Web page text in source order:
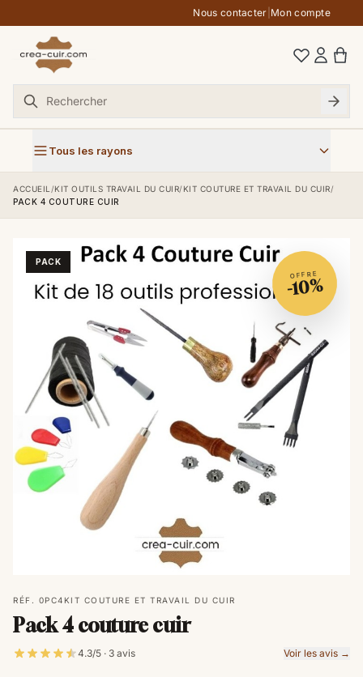
Nous contacter Mon compte
Tous les rayons
ACCUEIL /KIT OUTILS TRAVAIL DU CUIR/ KIT COUTURE ET TRAVAIL DU CUIR/
PACK 4 COUTURE CUIR
PACK
OFFRE
-10%
RÉF. 0PC4 KIT COUTURE ET TRAVAIL DU CUIR
Pack 4 couture cuir
4.3/5 · 3 avis Voir les avis →